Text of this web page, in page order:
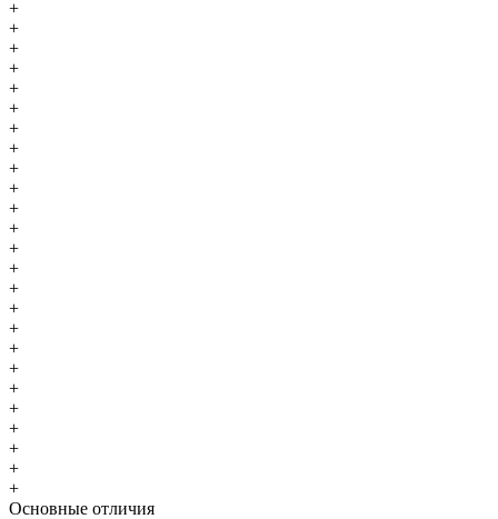
+
+
+
+
+
+
+
+
+
+
+
+
+
+
+
+
+
+
+
+
+
+
+
+
+
Основные отличия